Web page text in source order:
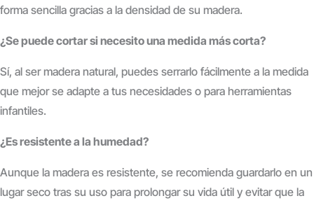
forma sencilla gracias a la densidad de su madera.
¿Se puede cortar si necesito una medida más corta?
Sí, al ser madera natural, puedes serrarlo fácilmente a la medida
que mejor se adapte a tus necesidades o para herramientas
infantiles.
¿Es resistente a la humedad?
Aunque la madera es resistente, se recomienda guardarlo en un
lugar seco tras su uso para prolongar su vida útil y evitar que la